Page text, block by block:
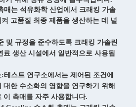
매는 석유화학 산업에서 크래킹 가솔
고품질 최종 제품을 생산하는 데 널
및 규정을 준수하도록 크래킹 가솔린
료 생산 시설에서 일반적으로 사용됩
:테스트 연구소에서는 제어된 조건에
대한 수소화의 영향을 연구하기 위해
이 촉매를 자주 사용합니다.